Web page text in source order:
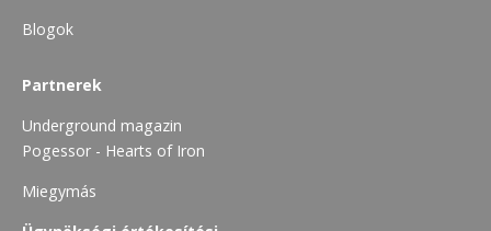
Blogok
Partnerek
Underground magazin
Pogessor - Hearts of Iron
Miegymás